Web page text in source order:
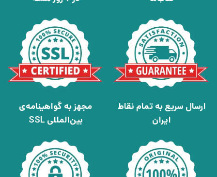
ارسال سریع به تمام نقاط
ایران
مجهز به گواهینامه‌ی
بین‌المللی SSL